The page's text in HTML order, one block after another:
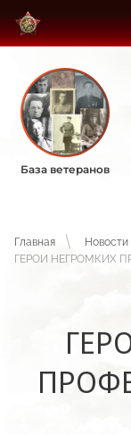
База ветеранов
Главная Новости
ГЕРОИ НЕГРОМКИХ